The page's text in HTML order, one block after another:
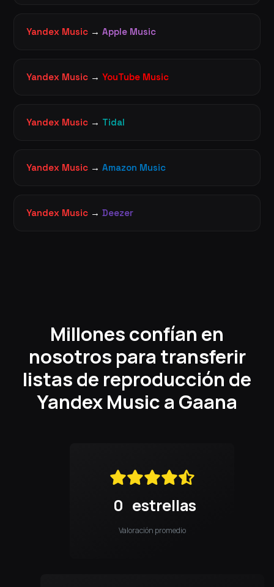
Yandex Music → Apple Music
Yandex Music → YouTube Music
Yandex Music → Tidal
Yandex Music → Amazon Music
Yandex Music → Deezer
Millones confían en
nosotros para transferir
listas de reproducción de
Yandex Music a Gaana
0 estrellas
Valoración promedio